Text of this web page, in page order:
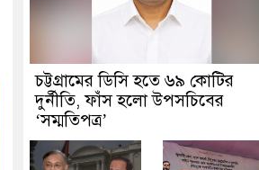
চট্টগ্রামের ডিসি হতে ৬৯ কোটির
দুর্নীতি, ফাঁস হলো উপসচিবের
‘সম্মতিপত্র’